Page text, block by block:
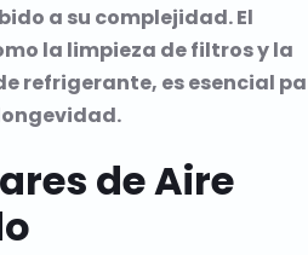
a su complejidad. El
la limpieza de filtros y la
refrigerante, es esencial
de Aire